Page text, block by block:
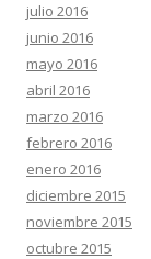
julio 2016
junio 2016
mayo 2016
abril 2016
marzo 2016
febrero 2016
enero 2016
diciembre 2015
noviembre 2015
octubre 2015